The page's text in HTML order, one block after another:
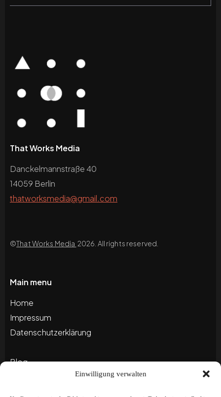
Einwilligung verwalten
That Works Media
Danckelmannstraße 40
14059 Berlin
thatworksmedia@gmail.com
©That Works Media 2026. All rights reserved.
Main menu
Home
Impressum
Datenschutzerklärung
Blog